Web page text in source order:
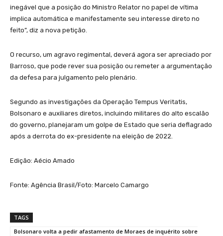
inegável que a posição do Ministro Relator no papel de vítima
implica automática e manifestamente seu interesse direto no
feito”, diz a nova petição.
O recurso, um agravo regimental, deverá agora ser apreciado por
Barroso, que pode rever sua posição ou remeter a argumentação
da defesa para julgamento pelo plenário.
Segundo as investigações da Operação Tempus Veritatis,
Bolsonaro e auxiliares diretos, incluindo militares do alto escalão
do governo, planejaram um golpe de Estado que seria deflagrado
após a derrota do ex-presidente na eleição de 2022.
Edição: Aécio Amado
Fonte: Agência Brasil/Foto: Marcelo Camargo
TAGS
Bolsonaro volta a pedir afastamento de Moraes de inquérito sobre